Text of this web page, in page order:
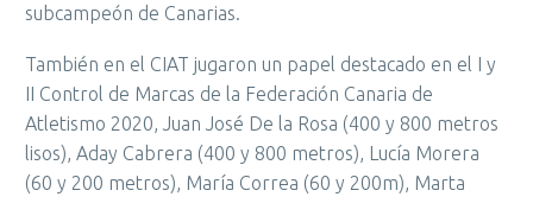
subcampeón de Canarias.
También en el CIAT jugaron un papel destacado en el I y
II Control de Marcas de la Federación Canaria de
Atletismo 2020, Juan José De la Rosa (400 y 800 metros
lisos), Aday Cabrera (400 y 800 metros), Lucía Morera
(60 y 200 metros), María Correa (60 y 200m), Marta